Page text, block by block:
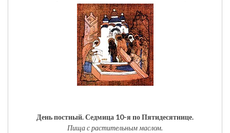
День постный.Седмица 10-я по Пятидесятнице.
Пища с растительным маслом.